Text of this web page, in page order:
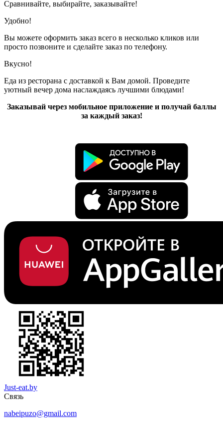
Сравнивайте, выбирайте, заказывайте!
Удобно!
Вы можете оформить заказ всего в несколько кликов или
просто позвоните и сделайте заказ по телефону.
Вкусно!
Еда из ресторана с доставкой к Вам домой. Проведите
уютный вечер дома наслаждаясь лучшими блюдами!
Заказывай через мобильное приложение и получай баллы
за каждый заказ!
Just-eat.by
Связь
nabeipuzo@gmail.com